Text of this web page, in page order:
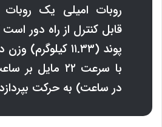
روبات امیلی یک
پوند (۱۱.۳۳
در ساعت) به حرکت